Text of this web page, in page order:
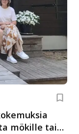
mökille tai